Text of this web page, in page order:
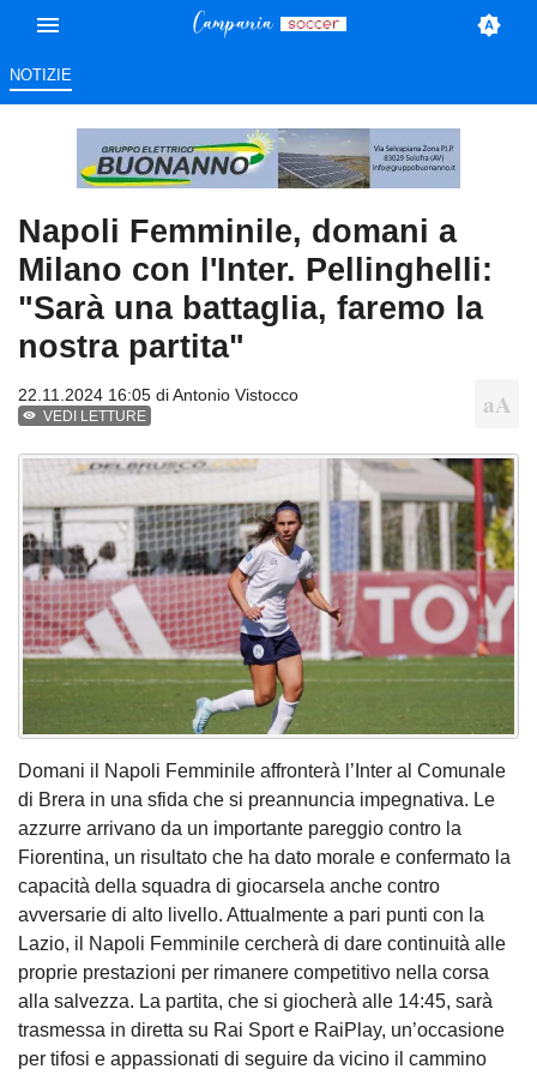
NOTIZIE
Napoli Femminile, domani a
Milano con l'Inter. Pellinghelli:
"Sarà una battaglia, faremo la
nostra partita"
22.11.2024 16:05 diAntonio Vistocco
VEDI LETTURE
Domani il Napoli Femminile affronterà l’Inter al Comunale
di Brera in una sfida che si preannuncia impegnativa. Le
azzurre arrivano da un importante pareggio contro la
Fiorentina, un risultato che ha dato morale e confermato la
capacità della squadra di giocarsela anche contro
avversarie di alto livello. Attualmente a pari punti con la
Lazio, il Napoli Femminile cercherà di dare continuità alle
proprie prestazioni per rimanere competitivo nella corsa
alla salvezza. La partita, che si giocherà alle 14:45, sarà
trasmessa in diretta su Rai Sport e RaiPlay, un’occasione
per tifosi e appassionati di seguire da vicino il cammino